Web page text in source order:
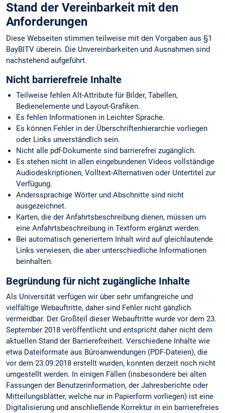
Stand der Vereinbarkeit mit den
Anforderungen
Diese Webseiten stimmen teilweise mit den Vorgaben aus §1
BayBITV überein. Die Unvereinbarkeiten und Ausnahmen sind
nachstehend aufgeführt.
Nicht barrierefreie Inhalte
Teilweise fehlen Alt-Attribute für Bilder, Tabellen,
Bedienelemente und Layout-Grafiken.
Es fehlen Informationen in Leichter Sprache.
Es können Fehler in der Überschriftenhierarchie vorliegen
oder Links unverständlich sein.
Nicht alle pdf-Dokumente sind barrierefrei zugänglich.
Es stehen nicht in allen eingebundenen Videos vollständige
Audiodeskriptionen, Volltext-Alternativen oder Untertitel zur
Verfügung.
Anderssprachige Wörter und Abschnitte sind nicht
ausgezeichnet.
Karten, die der Anfahrtsbeschreibung dienen, müssen um
eine Anfahrtsbeschreibung in Textform ergänzt werden.
Bei automatisch generiertem Inhalt wird auf gleichlautende
Links verwiesen, die aber unterschiedliche Informationen
beinhalten.
Begründung für nicht zugängliche Inhalte
Als Universität verfügen wir über sehr umfangreiche und
vielfältige Webauftritte, daher sind Fehler nicht gänzlich
vermeidbar. Der Großteil dieser Webauftritte wurde vor dem 23.
September 2018 veröffentlicht und entspricht daher nicht dem
aktuellen Stand der Barrierefreiheit. Verschiedene Inhalte wie
etwa Dateiformate aus Büroanwendungen (PDF-Dateien), die
vor dem 23.09.2018 erstellt wurden, konnten derzeit noch nicht
umgestellt werden. In einigen Fällen (insbesondere bei alten
Fassungen der Benutzerinformation, der Jahresberichte oder
Mitteilungsblätter, welche nur in Papierform vorliegen) ist eine
Digitalisierung und anschließende Korrektur in ein barrierefreies